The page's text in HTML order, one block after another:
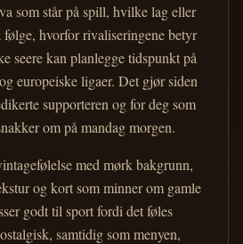
som står på spill, hvilke lag eller
følge, hvorfor rivaliseringene betyr
seere kan planlegge tidspunkt på
europeiske ligaer. Det gjør siden
supporteren og for deg som
om på mandag morgen.
med mørk bakgrunn,
og kort som minner om gamle
godt til sport fordi det føles
samtidig som menyen,